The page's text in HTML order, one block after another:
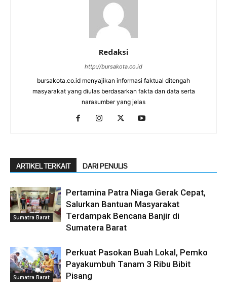
Redaksi
http://bursakota.co.id
bursakota.co.id menyajikan informasi faktual ditengah
masyarakat yang diulas berdasarkan fakta dan data serta
narasumber yang jelas
ARTIKEL TERKAIT DARI PENULIS
Sumatra Barat
Pertamina Patra Niaga Gerak Cepat,
Salurkan Bantuan Masyarakat
Terdampak Bencana Banjir di
Sumatera Barat
Sumatra Barat
Perkuat Pasokan Buah Lokal, Pemko
Payakumbuh Tanam 3 Ribu Bibit
Pisang